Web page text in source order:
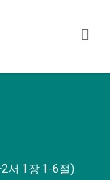
서 1장 1-6절)